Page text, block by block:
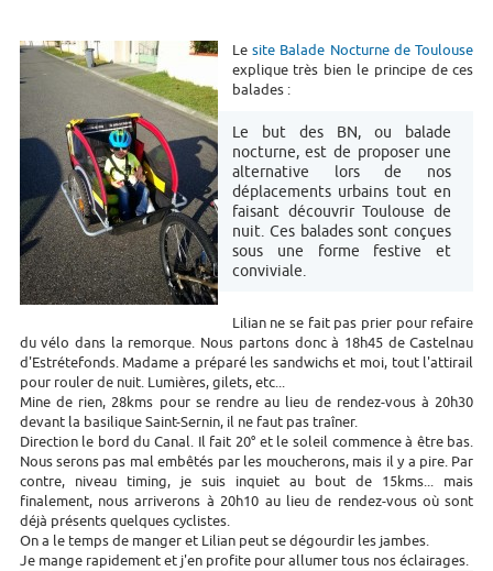
Le site Balade Nocturne de Toulouse
explique très bien le principe de ces
balades :
Le but des BN, ou balade
nocturne, est de proposer une
alternative lors de nos
déplacements urbains tout en
faisant découvrir Toulouse de
nuit. Ces balades sont conçues
sous une forme festive et
conviviale.
Lilian ne se fait pas prier pour refaire
du vélo dans la remorque. Nous partons donc à 18h45 de Castelnau
d'Estrétefonds. Madame a préparé les sandwichs et moi, tout l'attirail
pour rouler de nuit. Lumières, gilets, etc...
Mine de rien, 28kms pour se rendre au lieu de rendez-vous à 20h30
devant la basilique Saint-Sernin, il ne faut pas traîner.
Direction le bord du Canal. Il fait 20° et le soleil commence à être bas.
Nous serons pas mal embêtés par les moucherons, mais il y a pire. Par
contre, niveau timing, je suis inquiet au bout de 15kms... mais
finalement, nous arriverons à 20h10 au lieu de rendez-vous où sont
déjà présents quelques cyclistes.
On a le temps de manger et Lilian peut se dégourdir les jambes.
Je mange rapidement et j'en profite pour allumer tous nos éclairages.